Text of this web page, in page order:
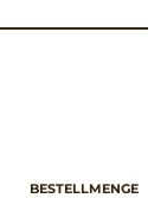
BESTELLMENGE